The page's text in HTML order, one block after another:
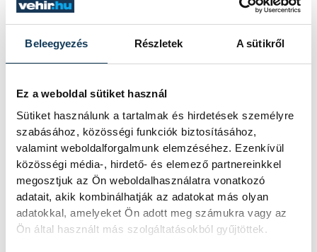
Beleegyezés Részletek A sütikről
Ez a weboldal sütiket használ
Sütiket használunk a tartalmak és hirdetések személyre
szabásához, közösségi funkciók biztosításához,
valamint weboldalforgalmunk elemzéséhez. Ezenkívül
közösségi média-, hirdető- és elemező partnereinkkel
megosztjuk az Ön weboldalhasználatra vonatkozó
adatait, akik kombinálhatják az adatokat más olyan
adatokkal, amelyeket Ön adott meg számukra vagy az
Ön által használt más szolgáltatásokból gyűjtöttek.
Dominik
Események
KORÁBBI ESEMÉNYEK BETÖLTÉSE
SOROZAT NB III ÉSZAKNYUGATI
CSOPORT 2025/26